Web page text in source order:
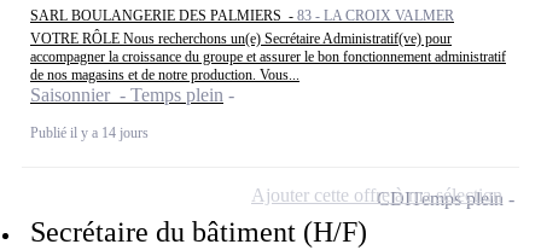
SARL BOULANGERIE DES PALMIERS - 83 - LA CROIX VALMER
VOTRE RÔLE Nous recherchons un(e) Secrétaire Administratif(ve) pour
accompagner la croissance du groupe et assurer le bon fonctionnement administratif
de nos magasins et de notre production. Vous...
Saisonnier - Temps plein
Publié il y a 14 jours
Secrétaire du bâtiment (H/F)
CDITemps plein
Ajouter cette offre à ma sélection